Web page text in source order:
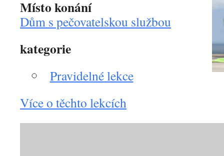
Místo konání
Dům s pečovatelskou službou
kategorie
Pravidelné lekce
Více o těchto lekcích